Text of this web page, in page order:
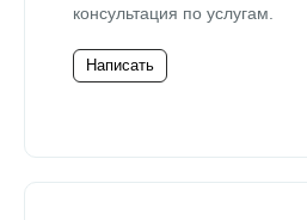
консультация по услугам.
Написать